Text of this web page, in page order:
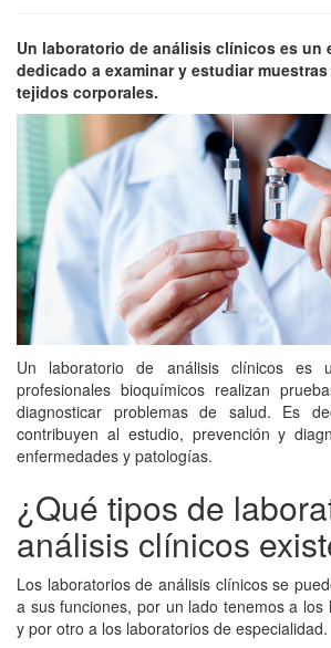
Un laboratorio de análisis clínicos es un
dedicado a examinar y estudiar
tejidos corporales.
Un laboratorio de análisis clínicos es
profesionales bioquímicos realizan
diagnosticar problemas de salud. Es
contribuyen al estudio, prevención y
enfermedades y patologías.
¿Qué tipos de
análisis clínicos
Los laboratorios de análisis clínicos se
a sus funciones, por un lado tenemos a los
y por otro a los laboratorios de especialidad.